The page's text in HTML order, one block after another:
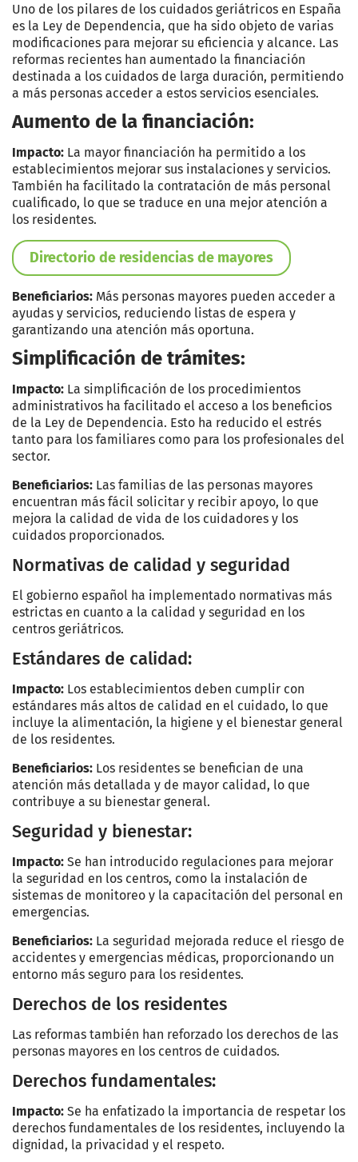
Uno de los pilares de los cuidados geriátricos en España
es la Ley de Dependencia, que ha sido objeto de varias
modificaciones para mejorar su eficiencia y alcance. Las
reformas recientes han aumentado la financiación
destinada a los cuidados de larga duración, permitiendo
a más personas acceder a estos servicios esenciales.
Aumento de la financiación:
Impacto: La mayor financiación ha permitido a los
establecimientos mejorar sus instalaciones y servicios.
También ha facilitado la contratación de más personal
cualificado, lo que se traduce en una mejor atención a
los residentes.
Directorio de residencias de mayores
Beneficiarios: Más personas mayores pueden acceder a
ayudas y servicios, reduciendo listas de espera y
garantizando una atención más oportuna.
Simplificación de trámites:
Impacto: La simplificación de los procedimientos
administrativos ha facilitado el acceso a los beneficios
de la Ley de Dependencia. Esto ha reducido el estrés
tanto para los familiares como para los profesionales del
sector.
Beneficiarios: Las familias de las personas mayores
encuentran más fácil solicitar y recibir apoyo, lo que
mejora la calidad de vida de los cuidadores y los
cuidados proporcionados.
Normativas de calidad y seguridad
El gobierno español ha implementado normativas más
estrictas en cuanto a la calidad y seguridad en los
centros geriátricos.
Estándares de calidad:
Impacto: Los establecimientos deben cumplir con
estándares más altos de calidad en el cuidado, lo que
incluye la alimentación, la higiene y el bienestar general
de los residentes.
Beneficiarios: Los residentes se benefician de una
atención más detallada y de mayor calidad, lo que
contribuye a su bienestar general.
Seguridad y bienestar:
Impacto: Se han introducido regulaciones para mejorar
la seguridad en los centros, como la instalación de
sistemas de monitoreo y la capacitación del personal en
emergencias.
Beneficiarios: La seguridad mejorada reduce el riesgo de
accidentes y emergencias médicas, proporcionando un
entorno más seguro para los residentes.
Derechos de los residentes
Las reformas también han reforzado los derechos de las
personas mayores en los centros de cuidados.
Derechos fundamentales:
Impacto: Se ha enfatizado la importancia de respetar los
derechos fundamentales de los residentes, incluyendo la
dignidad, la privacidad y el respeto.